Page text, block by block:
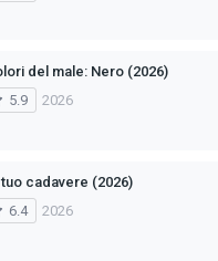
del male: Nero (2026)
5.9
2026
tuo cadavere (2026)
6.4
2026